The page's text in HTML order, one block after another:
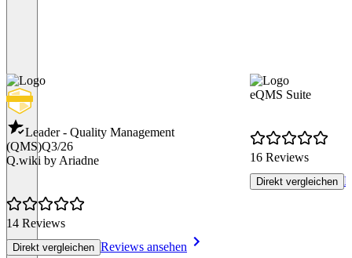
Leader - Quality Management
(QMS)Q3/26
Q.wiki by Ariadne
14 Reviews
Direkt vergleichen Reviews ansehen
eQMS Suite
16 Reviews
Direkt vergleichen